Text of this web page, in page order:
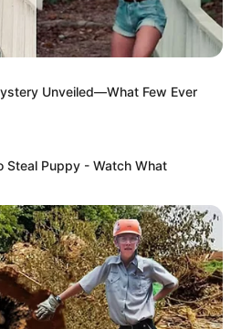
Unveiled—What Few Ever
Steal Puppy - Watch What